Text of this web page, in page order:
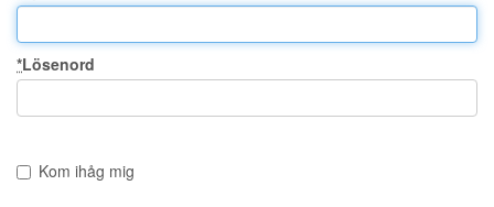
*Lösenord
Kom ihåg mig